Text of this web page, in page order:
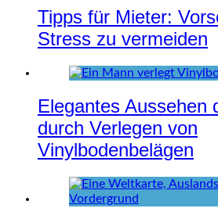
Tipps für Mieter:
Stress zu vermeiden
Elegantes Aussehen
durch Verlegen von
Vinylbodenbelägen